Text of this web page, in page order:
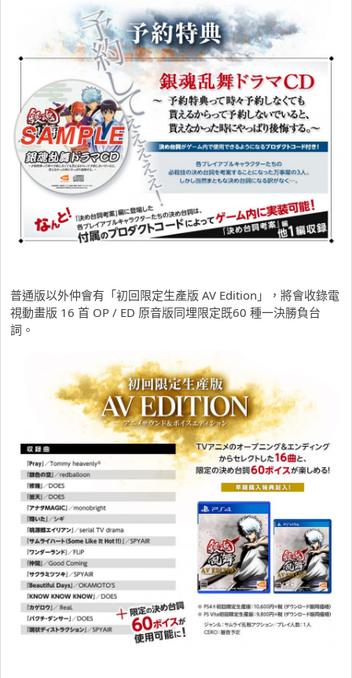
普通版以外仲會有「初回限定生產版 AV Edition」，將會收錄電
視動畫版 16 首 OP / ED 原音版同埋限定既60 種一決勝負台
詞。